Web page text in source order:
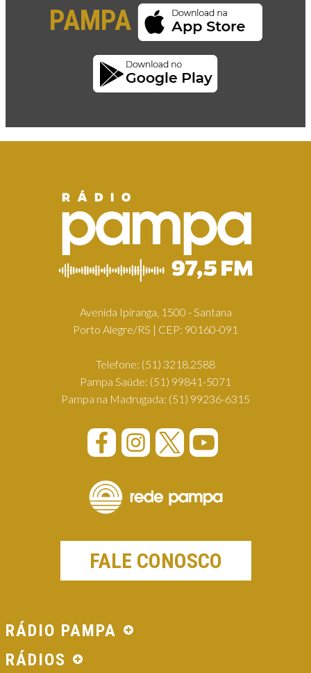
PAMPA
Avenida Ipiranga, 1500 - Santana
Porto Alegre/RS | CEP: 90160-091
Telefone: (51) 3218.2588
Pampa Saúde: (51) 99841-5071
Pampa na Madrugada: (51) 99236-6315
FALE CONOSCO
RÁDIO PAMPA
RÁDIOS